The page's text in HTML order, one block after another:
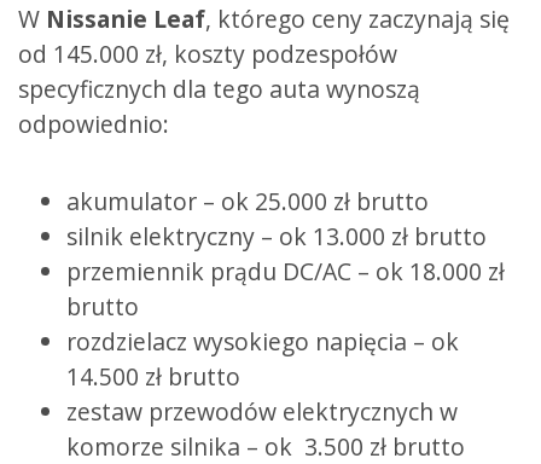
W Nissanie Leaf, którego ceny zaczynają się
od 145.000 zł, koszty podzespołów
specyficznych dla tego auta wynoszą
odpowiednio:
akumulator – ok 25.000 zł brutto
silnik elektryczny – ok 13.000 zł brutto
przemiennik prądu DC/AC – ok 18.000 zł
brutto
rozdzielacz wysokiego napięcia – ok
14.500 zł brutto
zestaw przewodów elektrycznych w
komorze silnika – ok 3.500 zł brutto